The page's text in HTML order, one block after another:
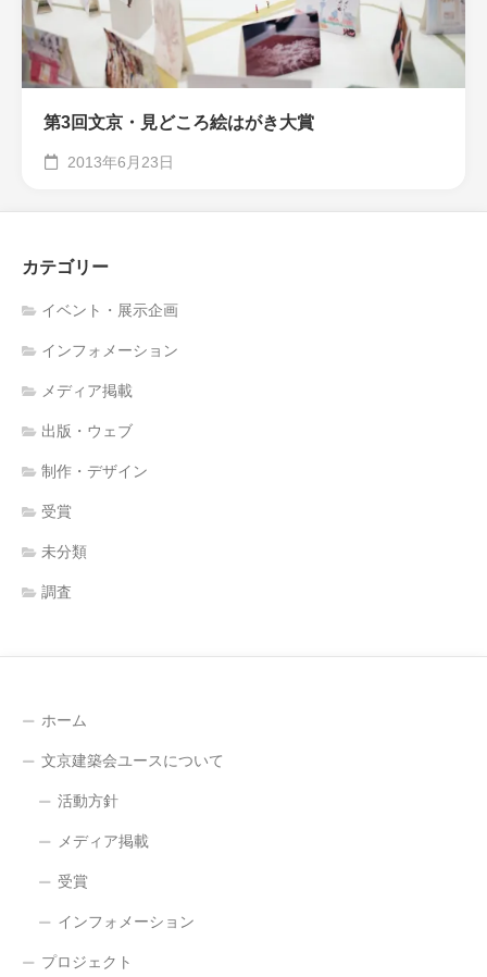
第3回文京・見どころ絵はがき大賞
2013年6月23日
カテゴリー
イベント・展示企画
インフォメーション
メディア掲載
出版・ウェブ
制作・デザイン
受賞
未分類
調査
ホーム
文京建築会ユースについて
活動方針
メディア掲載
受賞
インフォメーション
プロジェクト